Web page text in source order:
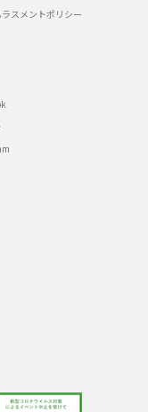
スメントポリシー